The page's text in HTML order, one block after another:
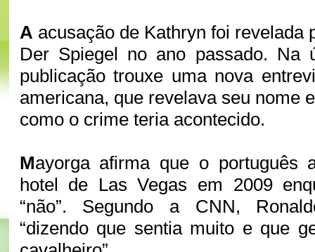
A acusação de Kathryn foi revelada
Der Spiegel no ano passado. Na
publicação trouxe uma nova
americana, que revelava seu nome
como o crime teria acontecido.
Mayorga afirma que o português
hotel de Las Vegas em 2009
“não”. Segundo a CNN,
“dizendo que sentia muito e que